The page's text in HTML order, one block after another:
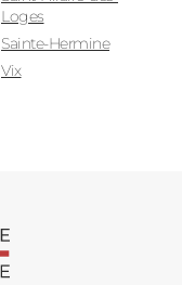
Loges
Sainte-Hermine
Vix